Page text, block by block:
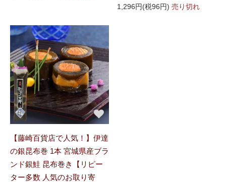
1,296円(税96円) 売り切れ
【藤崎百貨店で人気！】伊達
の銀昆布巻 1本 宮城県産ブラ
ンド銀鮭 昆布巻き【リピー
ター多数 人気のお取り寄